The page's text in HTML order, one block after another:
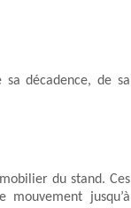
sa décadence, de sa
du stand. Ces
jusqu’à